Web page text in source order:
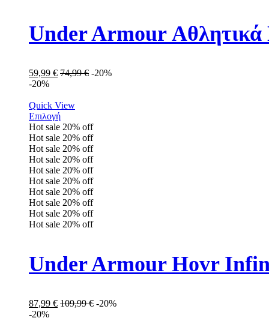
Under Armour Αθλητικά
59,99 € 74,99€ -20%
-20%
Quick View
Επιλογή
Hot sale 20% off
Hot sale 20% off
Hot sale 20% off
Hot sale 20% off
Hot sale 20% off
Hot sale 20% off
Hot sale 20% off
Hot sale 20% off
Hot sale 20% off
Hot sale 20% off
Under Armour Hovr
87,99 € 109,99€ -20%
-20%